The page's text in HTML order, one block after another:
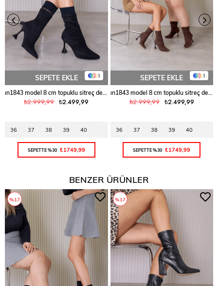
3
SEPETE EKLE
₺2.499,99
₺2.999,99
36 37 38 39 40
SEPETTE %30 ₺1749,99
3
SEPETE EKLE
₺2.499,99
₺2.999,99
36 37 38 39 40
SEPETTE %30 ₺1749,99
BENZER ÜRÜNLER
%17 %17